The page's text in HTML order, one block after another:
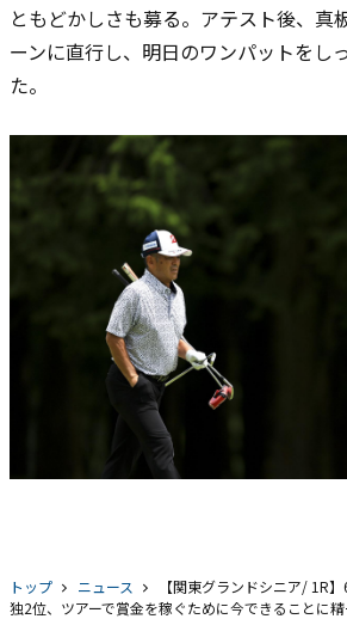
ともどかしさも募る。アテスト後、真
ーンに直行し、明日のワンパットをし
た。
トップ ニュース
【関東グランドシニア/ 1R
独2位、ツアーで賞金を稼ぐために今できることに